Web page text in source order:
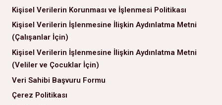
Kişisel Verilerin Korunması ve İşlenmesi Politikası
Kişisel Verilerin İşlenmesine İlişkin Aydınlatma Metni
(Çalışanlar İçin)
Kişisel Verilerin İşlenmesine İlişkin Aydınlatma Metni
(Veliler ve Çocuklar İçin)
Veri Sahibi Başvuru Formu
Çerez Politikası